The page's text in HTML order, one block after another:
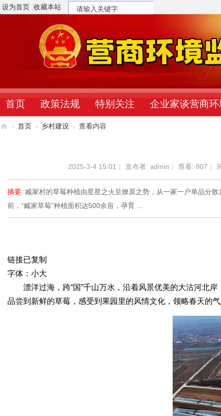
设为首页 收藏本站
搜
索
首页 政策法规 特别关注 企业家谈营商环
› 首页 › 乡村建设 › 查看内容
2025-3-4 15:01 | 发布者: admin | 查看: 807 |
摘要: 臧家村的草莓种植由星星之火呈燎原之势，从一家一户单品分
前，“臧家草莓”种植面积达500余亩，孕育 ...
链接已复制
字体： 小大
漂洋过海，跨“国”千山万水，沿着风景优美的大沽河北
品尝到新鲜的草莓，感受到果园里的风情文化，领略春天的